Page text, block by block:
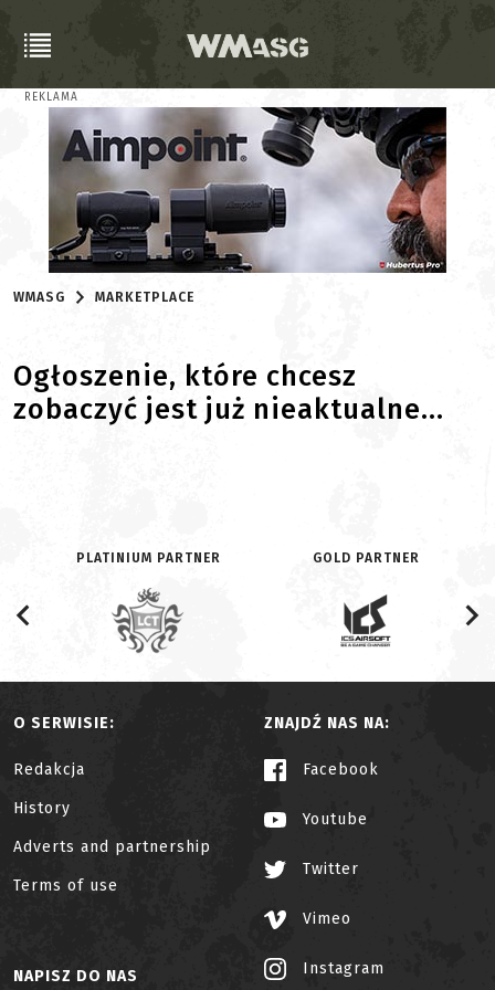
REKLAMA
WMASG MARKETPLACE
Ogłoszenie, które chcesz
zobaczyć jest już nieaktualne...
PLATINIUM PARTNER GOLD PARTNER
O SERWISIE:
Redakcja
History
Adverts and partnership
Terms of use
ZNAJDŹ NAS NA:
Facebook
Youtube
Twitter
Vimeo
Instagram
NAPISZ DO NAS